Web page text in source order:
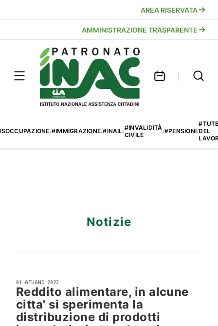
AREA RISERVATA
AMMINISTRAZIONE TRASPARENTE
/#IMMIGRAZIONE/#INAIL/#INVALIDITÀ
CIVILE
/#PENSIONI/DEL
Notizie
01 GIUGNO 2023
Reddito alimentare, in alcune
citta' si sperimenta la
distribuzione di prodotti